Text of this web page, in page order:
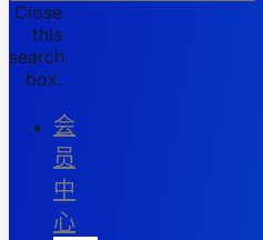
Close
this
search
box.
会
员
中
心